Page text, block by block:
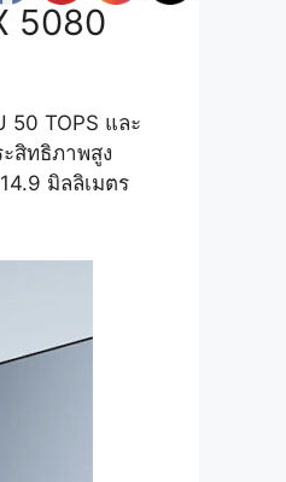
5080
50 TOPS และ
สิทธิภาพสูง
มิลลิเมตร